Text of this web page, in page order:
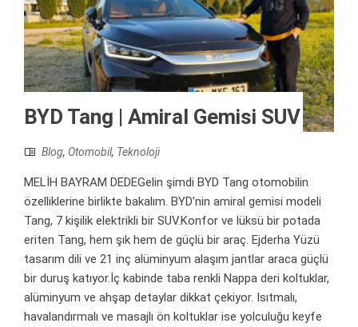
BYD Tang | Amiral Gemisi SUV
Blog, Otomobil, Teknoloji
MELİH BAYRAM DEDEGelin şimdi BYD Tang otomobilin
özelliklerine birlikte bakalım. BYD'nin amiral gemisi modeli
Tang, 7 kişilik elektrikli bir SUV.Konfor ve lüksü bir potada
eriten Tang, hem şık hem de güçlü bir araç. Ejderha Yüzü
tasarım dili ve 21 inç alüminyum alaşım jantlar araca güçlü
bir duruş katıyor.İç kabinde taba renkli Nappa deri koltuklar,
alüminyum ve ahşap detaylar dikkat çekiyor. Isıtmalı,
havalandırmalı ve masajlı ön koltuklar ise yolculuğu keyfe